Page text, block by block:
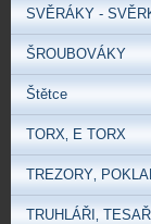
SVĚRÁKY -
ŠROUBOVÁKY
Štětce
TORX‚ E TORX
TREZORY‚
TRUHLÁŘI‚ TESAŘI